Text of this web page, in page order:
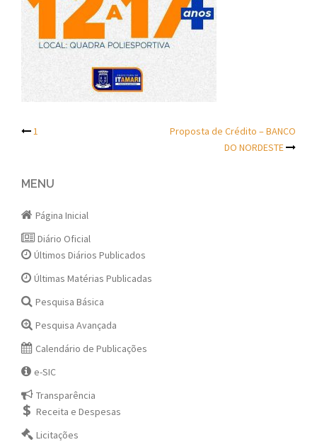
Post
navigation
1
Proposta de Crédito – BANCO
DO NORDESTE
MENU
Página Inicial
Diário Oficial
Últimos Diários Publicados
Últimas Matérias Publicadas
Pesquisa Básica
Pesquisa Avançada
Calendário de Publicações
e-SIC
Transparência
Receita e Despesas
Licitações